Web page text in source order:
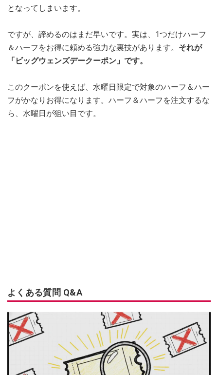
となってしまいます。
ですが、諦めるのはまだ早いです。実は、1つだけハーフ
＆ハーフをお得に頼める強力な裏技があります。 それが
「ビッグウェンズデークーポン」です。
このクーポンを使えば、水曜日限定で対象のハーフ＆ハー
フがかなりお得になります。ハーフ＆ハーフを注文するな
ら、水曜日が狙い目です。
よくある質問 Q&A